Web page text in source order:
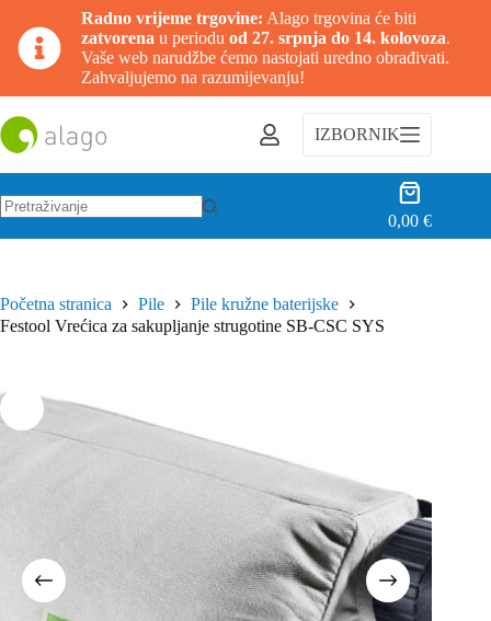
Radno vrijeme trgovine: Alago trgovina će biti
zatvorena u periodu od 27. srpnja do 14. kolovoza.
Vaše web narudžbe ćemo nastojati uredno obrađivati.
Zahvaljujemo na razumijevanju!
na
sadržaj
IZBORNIK
Košarica
0,00€
Početna stranica Pile
Pile kružne baterijske
Festool Vrećica za sakupljanje strugotine SB-CSC SYS